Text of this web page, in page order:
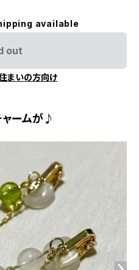
available
out
まいの方向け
ャームが♪